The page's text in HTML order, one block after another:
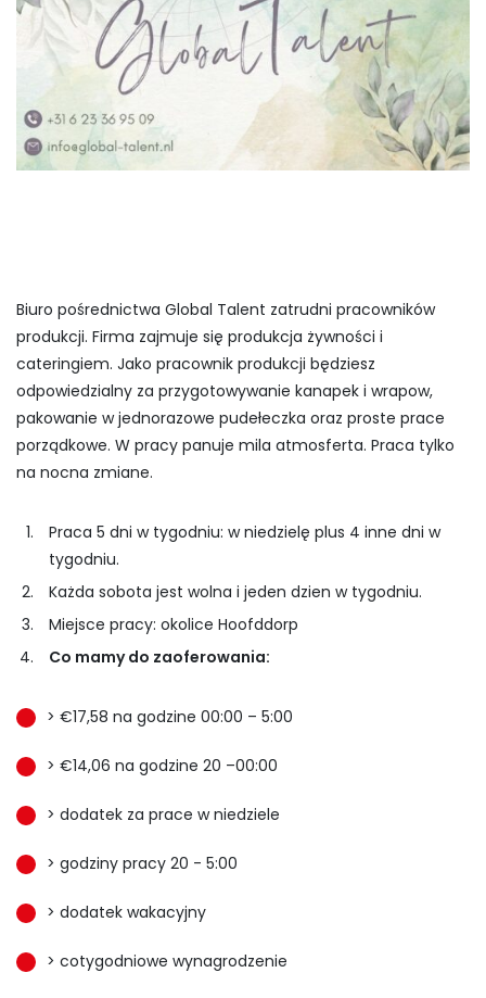
Biuro pośrednictwa Global Talent zatrudni pracowników
produkcji. Firma zajmuje się produkcja żywności i
cateringiem. Jako pracownik produkcji będziesz
odpowiedzialny za przygotowywanie kanapek i wrapow,
pakowanie w jednorazowe pudełeczka oraz proste prace
porządkowe. W pracy panuje mila atmosferta. Praca tylko
na nocna zmiane.
Praca 5 dni w tygodniu: w niedzielę plus 4 inne dni w
tygodniu.
Każda sobota jest wolna i jeden dzien w tygodniu.
Miejsce pracy: okolice Hoofddorp
Co mamy do zaoferowania:
> €17,58 na godzine 00:00 – 5:00
> €14,06 na godzine 20 –00:00
> dodatek za prace w niedziele
> godziny pracy 20 - 5:00
> dodatek wakacyjny
> cotygodniowe wynagrodzenie